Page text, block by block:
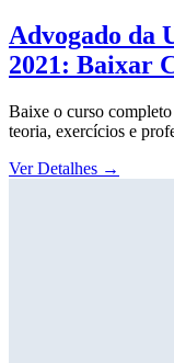
Advogado da
2021: Baixar
Baixe o curso
teoria, exercícios e
Ver Detalhes →